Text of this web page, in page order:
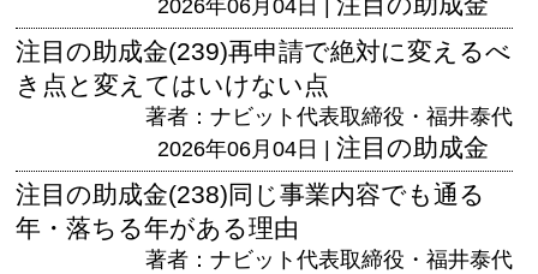
2026年06月04日 |
注目の助成金(239)再申請で絶対に変えるべ
き点と変えてはいけない点
著者：ナビット代表取締役・福井泰代
2026年06月04日 | 注目の助成金
注目の助成金(238)同じ事業内容でも通る
年・落ちる年がある理由
著者：ナビット代表取締役・福井泰代